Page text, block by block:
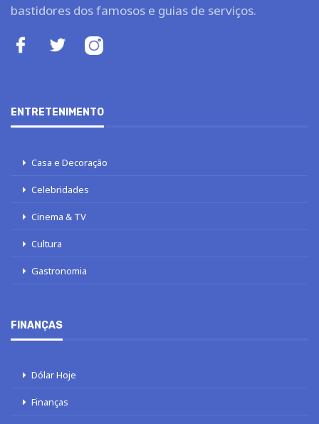
bastidores dos famosos e guias de serviços.
ENTRETENIMENTO
Casa e Decoração
Celebridades
Cinema & TV
Cultura
Gastronomia
FINANÇAS
Dólar Hoje
Finanças